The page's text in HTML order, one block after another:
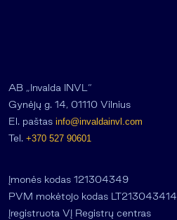
AB „Invalda INVL“
Gynėjų g. 14, 01110 Vilnius
El. paštas info@invaldainvl.com
Tel. +370 527 90601
Įmonės kodas 121304349
PVM mokėtojo kodas LT213043414
Įregistruota VĮ Registrų centras